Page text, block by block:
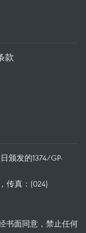
款
颁发的1374/GP-
传真：(024)
书面同意，禁止任何